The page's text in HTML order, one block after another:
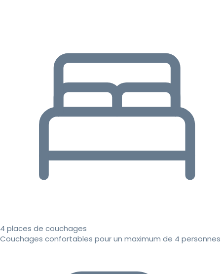
4 places de couchages
Couchages confortables pour un maximum de 4 personnes